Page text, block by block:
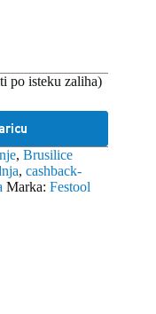
po isteku zaliha)
, Brusilice
, cashback-
Marka: Festool